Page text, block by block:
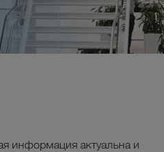
информация актуальна и